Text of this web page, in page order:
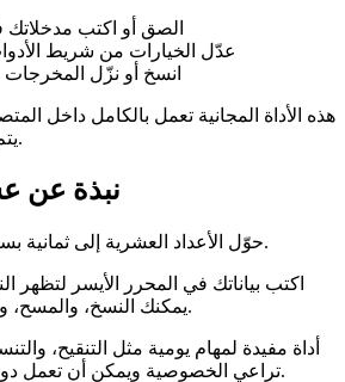
الصق أو اكتب مدخلاتك
عدّل الخيارات من شريط
انسخ أو نزّل المخرجات
هذه الأداة المجانية تعمل بالكامل داخل
يتم رفع الملفات إلى خادم.
نبذة عن
حوّل الأعداد العشرية إلى ثمانية بسرعة وبمخرجات واضحة.
اكتب بياناتك في المحرر الأيسر لتظهر
يمكنك النسخ، والمسح، والتنزيل، وتكبير أي لوحة.
أداة مفيدة لمهام يومية مثل التنقيح،
تراعي الخصوصية ويمكن أن تعمل دون اتصال بعد أول تحميل.